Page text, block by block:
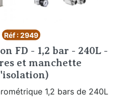
Réf : 2949
FD - 1,2 bar - 240L -
et manchette
1,2 bars de 240L